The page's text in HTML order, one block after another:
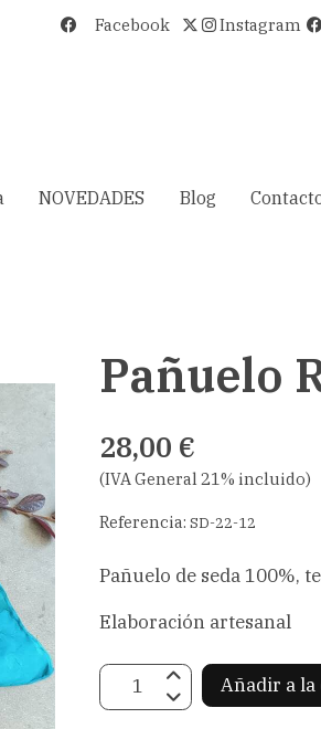
Facebook Instagram
NOVEDADES Blog
Pañuelo
28,00 €
(IVA General 21% incluido)
Referencia:SD-22-12
Pañuelo de seda 100%,
Elaboración artesanal
Añadir a la